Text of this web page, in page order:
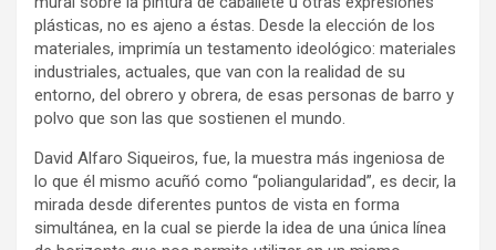
plásticas, no es ajeno a éstas. Desde la elección de los
materiales, imprimía un testamento ideológico: materiales
industriales, actuales, que van con la realidad de su
entorno, del obrero y obrera, de esas personas de barro y
polvo que son las que sostienen el mundo.
David Alfaro Siqueiros, fue, la muestra más ingeniosa de
lo que él mismo acuñó como “poliangularidad”, es decir, la
mirada desde diferentes puntos de vista en forma
simultánea, en la cual se pierde la idea de una única línea